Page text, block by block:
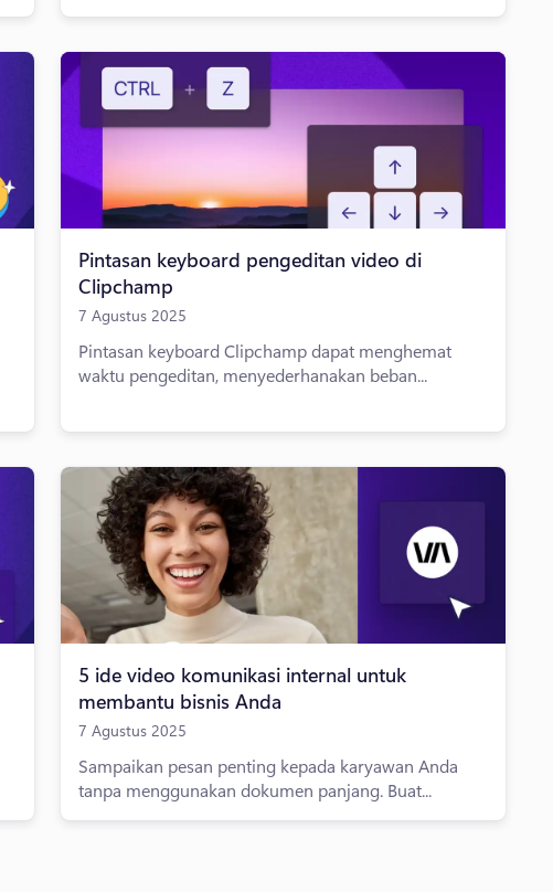
Pintasan keyboard pengeditan video di
Clipchamp
7 Agustus 2025
Pintasan keyboard Clipchamp dapat menghemat
waktu pengeditan, menyederhanakan beban...
5 ide video komunikasi internal untuk
membantu bisnis Anda
7 Agustus 2025
Sampaikan pesan penting kepada karyawan Anda
tanpa menggunakan dokumen panjang. Buat...